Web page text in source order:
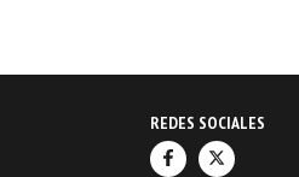
REDES SOCIALES